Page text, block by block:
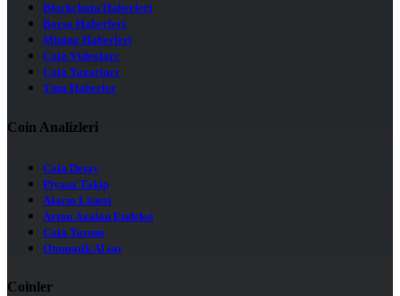
Blockchain Haberleri
Borsa Haberleri
Mining Haberleri
Coin Videoları
Coin Yazarları
Tüm Haberler
Coin Analizleri
Coin Detay
Piyasa Takip
Alarm Listesi
Artan Azalan Endeksi
Coin Yorum
Otomatik Al sat
Coinler